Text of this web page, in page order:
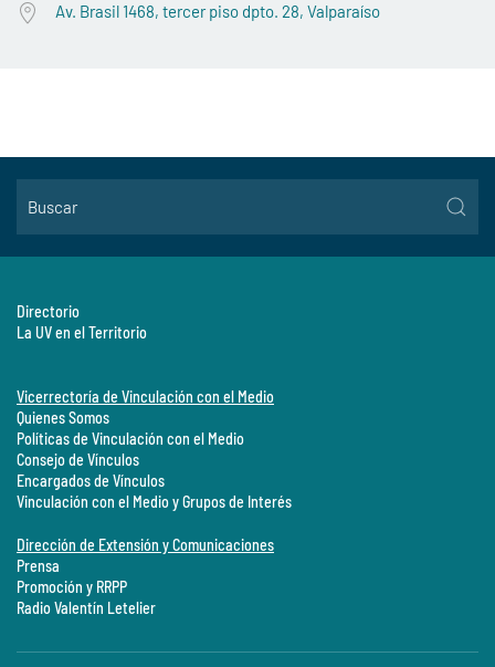
Av. Brasil 1468, tercer piso dpto. 28, Valparaíso
Directorio
La UV en el Territorio
Vicerrectoría de Vinculación con el Medio
Quienes Somos
Políticas de Vinculación con el Medio
Consejo de Vínculos
Encargados de Vínculos
Vinculación con el Medio y Grupos de Interés
Dirección de Extensión y Comunicaciones
Prensa
Promoción y RRPP
Radio Valentín Letelier